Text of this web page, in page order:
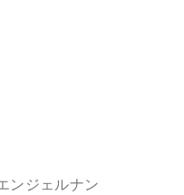
ンジェルナン